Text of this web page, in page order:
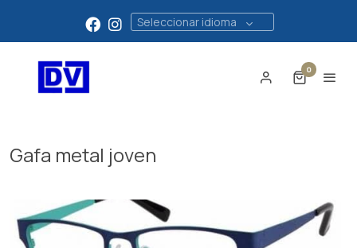
Seleccionar idioma
0
Gafa metal joven